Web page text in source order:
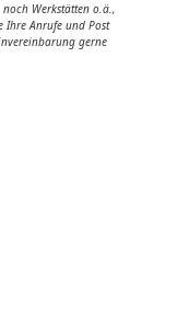
Werkstätten o.ä.,
Ihre Anrufe und Post
gerne